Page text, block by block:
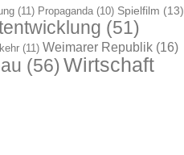
(11) Propaganda (10) Spielfilm (13)
(51)
(11) Weimarer Republik (16)
(56)Wirtschaft